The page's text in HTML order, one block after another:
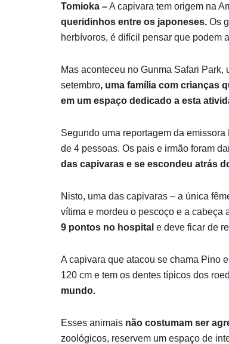
Tomioka –A capivara tem origem na
queridinhos entre os japoneses. Os
herbívoros, é difícil pensar que podem
Mas aconteceu no Gunma Safari
setembro, uma família com crianças
em um espaço dedicado a esta
Segundo uma reportagem da
de 4 pessoas. Os pais e irmão foram
das capivaras e se escondeu atrás
Nisto, uma das capivaras – a única
vítima e mordeu o pescoço e a cabeça
9 pontos no hospital e deve ficar de
A capivara que atacou se chama Pino
120 cm e tem os dentes típicos dos
mundo.
Esses animais não costumam ser
zoológicos, reservem um espaço de